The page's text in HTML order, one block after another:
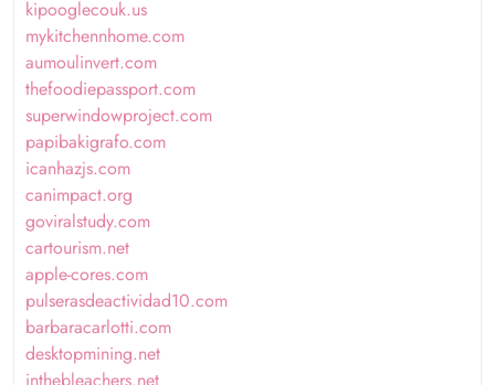
kipooglecouk.us
mykitchennhome.com
aumoulinvert.com
thefoodiepassport.com
superwindowproject.com
papibakigrafo.com
icanhazjs.com
canimpact.org
goviralstudy.com
cartourism.net
apple-cores.com
pulserasdeactividad10.com
barbaracarlotti.com
desktopmining.net